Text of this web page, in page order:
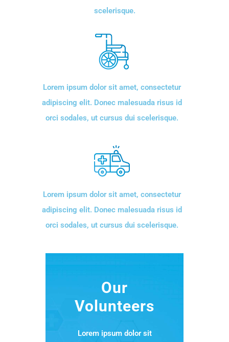
scelerisque.
Lorem ipsum dolor sit amet, consectetur
adipiscing elit. Donec malesuada risus id
orci sodales, ut cursus dui scelerisque.
Lorem ipsum dolor sit amet, consectetur
adipiscing elit. Donec malesuada risus id
orci sodales, ut cursus dui scelerisque.
Our
Volunteers
Lorem ipsum dolor sit